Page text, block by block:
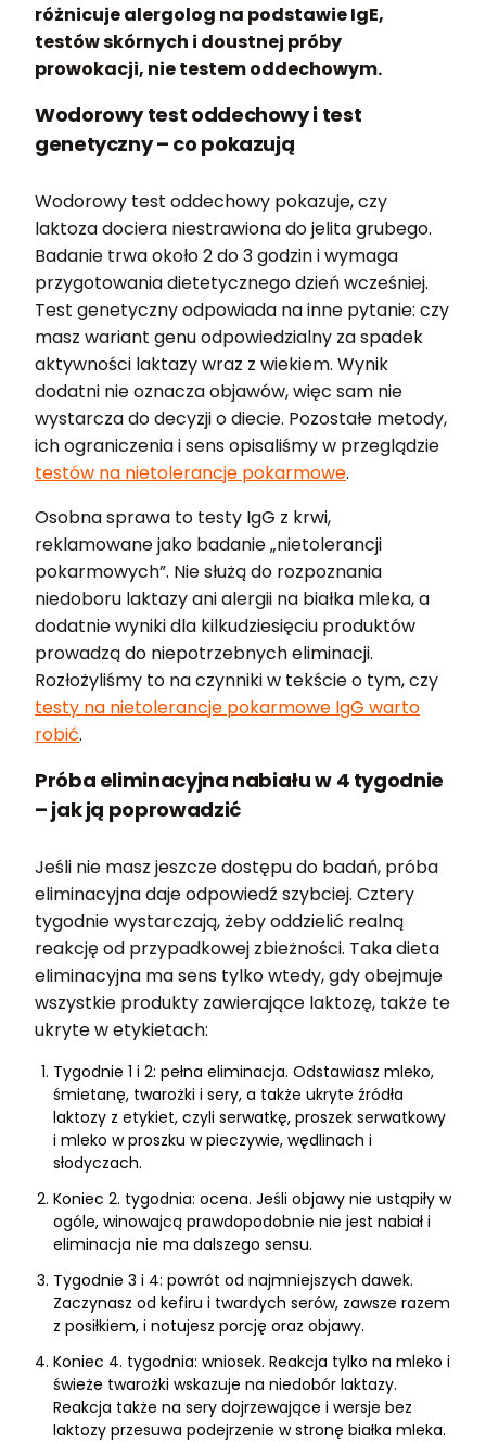
różnicuje alergolog na podstawie IgE,
testów skórnych i doustnej próby
prowokacji, nie testem oddechowym.
Wodorowy test oddechowy i test
genetyczny – co pokazują
Wodorowy test oddechowy pokazuje, czy
laktoza dociera niestrawiona do jelita grubego.
Badanie trwa około 2 do 3 godzin i wymaga
przygotowania dietetycznego dzień wcześniej.
Test genetyczny odpowiada na inne pytanie: czy
masz wariant genu odpowiedzialny za spadek
aktywności laktazy wraz z wiekiem. Wynik
dodatni nie oznacza objawów, więc sam nie
wystarcza do decyzji o diecie. Pozostałe metody,
ich ograniczenia i sens opisaliśmy w przeglądzie
testów na nietolerancje pokarmowe.
Osobna sprawa to testy IgG z krwi,
reklamowane jako badanie „nietolerancji
pokarmowych”. Nie służą do rozpoznania
niedoboru laktazy ani alergii na białka mleka, a
dodatnie wyniki dla kilkudziesięciu produktów
prowadzą do niepotrzebnych eliminacji.
Rozłożyliśmy to na czynniki w tekście o tym, czy
testy na nietolerancje pokarmowe IgG warto
robić.
Próba eliminacyjna nabiału w 4 tygodnie
– jak ją poprowadzić
Jeśli nie masz jeszcze dostępu do badań, próba
eliminacyjna daje odpowiedź szybciej. Cztery
tygodnie wystarczają, żeby oddzielić realną
reakcję od przypadkowej zbieżności. Taka dieta
eliminacyjna ma sens tylko wtedy, gdy obejmuje
wszystkie produkty zawierające laktozę, także te
ukryte w etykietach:
Tygodnie 1 i 2: pełna eliminacja. Odstawiasz mleko,
śmietanę, twarożki i sery, a także ukryte źródła
laktozy z etykiet, czyli serwatkę, proszek serwatkowy
i mleko w proszku w pieczywie, wędlinach i
słodyczach.
Koniec 2. tygodnia: ocena. Jeśli objawy nie ustąpiły w
ogóle, winowajcą prawdopodobnie nie jest nabiał i
eliminacja nie ma dalszego sensu.
Tygodnie 3 i 4: powrót od najmniejszych dawek.
Zaczynasz od kefiru i twardych serów, zawsze razem
z posiłkiem, i notujesz porcję oraz objawy.
Koniec 4. tygodnia: wniosek. Reakcja tylko na mleko i
świeże twarożki wskazuje na niedobór laktazy.
Reakcja także na sery dojrzewające i wersje bez
laktozy przesuwa podejrzenie w stronę białka mleka.